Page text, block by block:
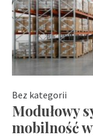
Bez kategorii
Modułowy
mobilność